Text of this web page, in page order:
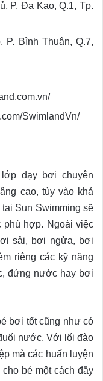
P. Đa Kao, Q.1, Tp.
P. Bình Thuận, Q.7,
SwimlandVn/
dạy bơi chuyên
cao, tùy vào khả
Sun Swimming sẽ
hợp. Ngoài việc
sải, bơi ngửa, bơi
riêng các kỹ năng
đứng nước hay bơi
bơi tốt cũng như có
nước. Với lối đào
mà các huấn luyện
bé một cách đầy